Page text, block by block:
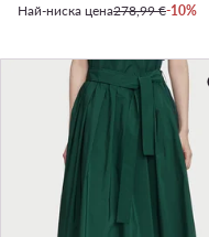
Най-ниска цена278,99 €-10%